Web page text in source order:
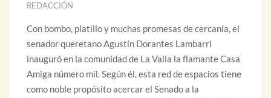
REDACCIÓN
Con bombo, platillo y muchas promesas de cercanía, el
senador queretano Agustín Dorantes Lambarri
inauguró en la comunidad de La Valla la flamante Casa
Amiga número mil. Según él, esta red de espacios tiene
como noble propósito acercar el Senado a la